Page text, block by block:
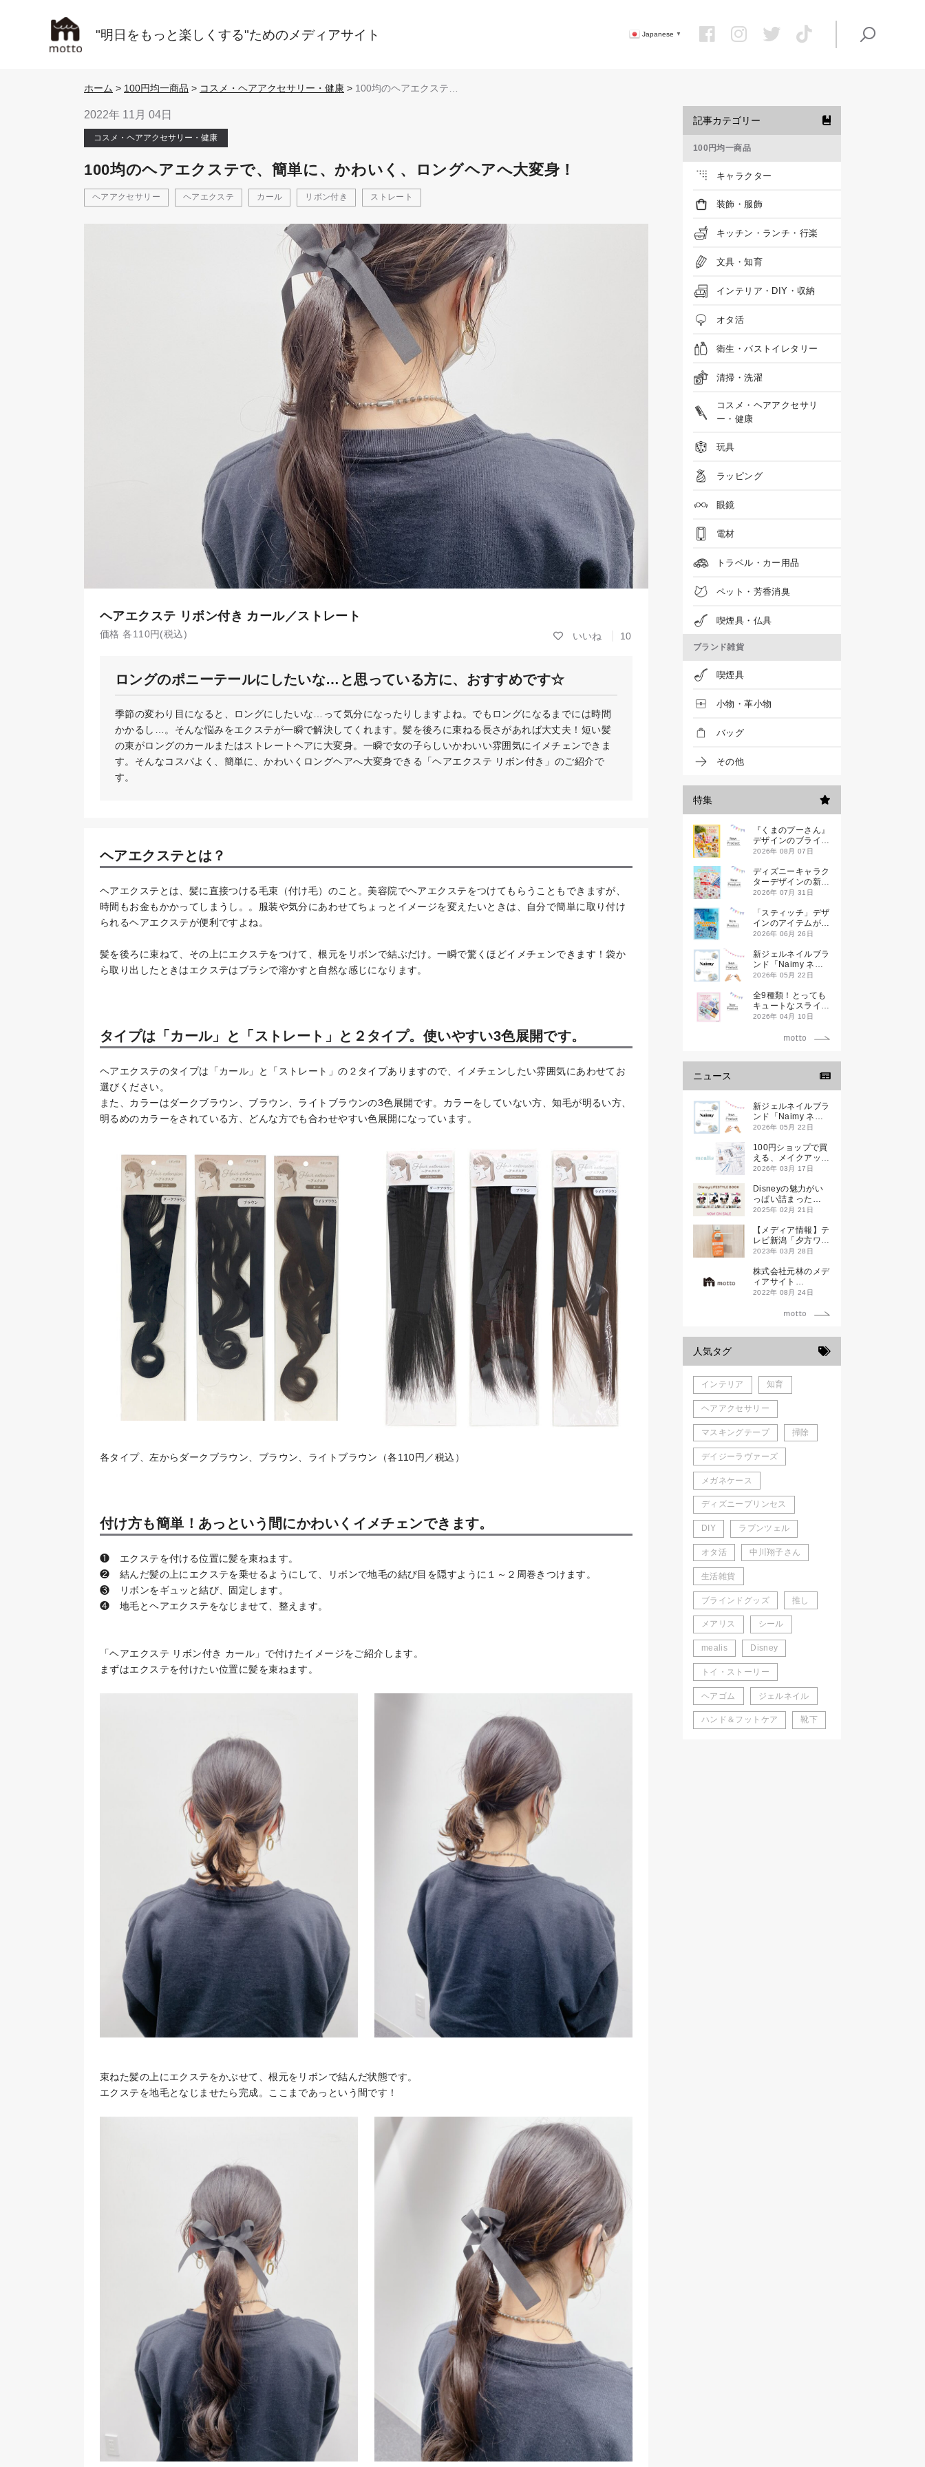
"明日をもっと楽しくする"ためのメディアサイト Japanese ▼
ホーム > 100円均一商品 > コスメ・ヘアアクセサリー・健康 > 100均のヘアエクステ
2022年 11月 04日
コスメ・ヘアアクセサリー・健康
100均のヘアエクステで、簡単に、かわいく、ロングヘアへ大変身！
ヘアアクセサリー ヘアエクステ カール リボン付き ストレート
10
ヘアエクステ リボン付き カール／ストレート
価格 各110円(税込)
ロングのポニーテールにしたいな…と思っている方に、おすすめです☆
季節の変わり目になると、ロングにしたいな…って気分になったりしますよね。でもロングになるまでには時間
かかるし…。そんな悩みをエクステが一瞬で解決してくれます。髪を後ろに束ねる長さがあれば大丈夫！短い髪
の束がロングのカールまたはストレートヘアに大変身。一瞬で女の子らしいかわいい雰囲気にイメチェンできま
す。そんなコスパよく、簡単に、かわいくロングヘアへ大変身できる「ヘアエクステ リボン付き」のご紹介で
す。
ヘアエクステとは？
ヘアエクステとは、髪に直接つける毛束（付け毛）のこと。美容院でヘアエクステをつけてもらうこともできますが、
時間もお金もかかってしまうし。。服装や気分にあわせてちょっとイメージを変えたいときは、自分で簡単に取り付け
られるヘアエクステが便利ですよね。
髪を後ろに束ねて、その上にエクステをつけて、根元をリボンで結ぶだけ。一瞬で驚くほどイメチェンできます！袋か
ら取り出したときはエクステはブラシで溶かすと自然な感じになります。
タイプは「カール」と「ストレート」と２タイプ。使いやすい3色展開です。
ヘアエクステのタイプは「カール」と「ストレート」の２タイプありますので、イメチェンしたい雰囲気にあわせてお
選びください。
また、カラーはダークブラウン、ブラウン、ライトブラウンの3色展開です。カラーをしていない方、知毛が明るい方、
明るめのカラーをされている方、どんな方でも合わせやすい色展開になっています。
各タイプ、左からダークブラウン、ブラウン、ライトブラウン（各110円／税込）
付け方も簡単！あっという間にかわいくイメチェンできます。
❶ エクステを付ける位置に髪を束ねます。
❷ 結んだ髪の上にエクステを乗せるようにして、リボンで地毛の結び目を隠すように１～２周巻きつけます。
❸ リボンをギュッと結び、固定します。
❹ 地毛とヘアエクステをなじませて、整えます。
「ヘアエクステ リボン付き カール」で付けたイメージをご紹介します。
まずはエクステを付けたい位置に髪を束ねます。
束ねた髪の上にエクステをかぶせて、根元をリボンで結んだ状態です。
エクステを地毛となじませたら完成。ここまであっという間です！
記事カテゴリー
100円均一商品
キャラクター
装飾・服飾
キッチン・ランチ・行楽
文具・知育
インテリア・DIY・収納
オタ活
衛生・バストイレタリー
清掃・洗濯
コスメ・ヘアアクセサリ
ー・健康
玩具
ラッピング
眼鏡
電材
トラベル・カー用品
ペット・芳香消臭
喫煙具・仏具
ブランド雑貨
喫煙具
小物・革小物
バッグ
その他
特集
『くまのプーさん』
デザインのブライン
ドミニハンドタオル
2026年 08月 07日
ディズニーキャラク
ターデザインの新作
シールが一挙発売
2026年 07月 31日
「スティッチ」デザ
インのアイテムが新
登場です
2026年 06月 26日
新ジェルネイルブラ
ンド「Naimy ネイ
ミィ」が誕生します
2026年 05月 22日
全9種類！とっても
キュートなスライダ
ーケースが新登場し
2026年 04月 10日
ニュース
新ジェルネイルブラ
ンド「Naimy ネイ
ミィ」が誕生します
2026年 05月 22日
100円ショップで買
える、メイクアップ
ブランド
ス）」誕生。
2026年 03月 17日
Disneyの魅力がい
っぱい詰まった
『Disney
』が2月21日(金)に
新発売！
2025年 02月 21日
【メディア情報】テ
レビ新潟「夕方ワイ
ド新潟一番」
2023年 03月 28日
株式会社元林のメデ
ィアサイト
「motto」がローン
2022年 08月 24日
人気タグ
インテリア 知育
ヘアアクセサリー
マスキングテープ 掃除
デイジーラヴァーズ
メガネケース
ディズニープリンセス
DIY ラプンツェル
オタ活 中川翔子さん
生活雑貨
ブラインドグッズ 推し
メアリス シール
mealis Disney
トイ・ストーリー
ヘアゴム ジェルネイル
ハンド＆フットケア 靴下